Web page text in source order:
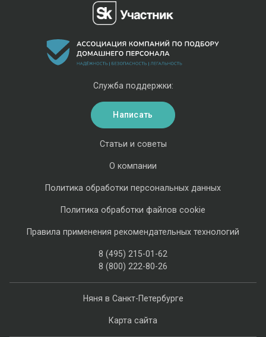
Няня в Санкт-Петербурге
Карта сайта
Статьи и советы
О компании
Политика обработки персональных данных
Политика обработки файлов cookie
Правила применения рекомендательных технологий
8 (495) 215-01-62
8 (800) 222-80-26
Служба поддержки:
Написать